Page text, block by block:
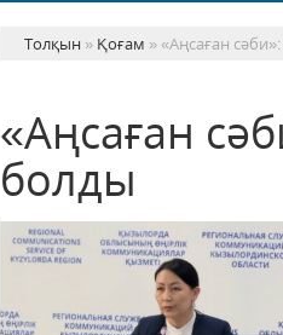
Толқын » Қоғам » «Аңсаған
«Аңсаған
болды